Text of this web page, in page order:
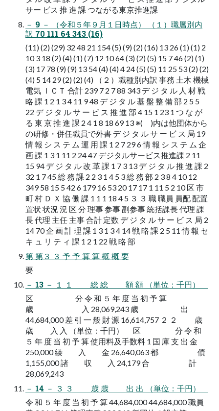
サー ビス 推 進 課 つながる東京推進課
－ 9 － （令和５年９月１日時点） （１）職層別内
訳 70 111 64 343 (16)
(11) (2) (29) 32 48 21 154 (5) (9) (2) (16) 13 26 (1) (1) 2
10 3 18 (2) (4) (1) (7) 12 10 64 (3) (2) (5) 15 7 46 (2) (1)
(3) 17 78 (9) (9) 13 54 (4) (4) 4 24 (5) (5) 11 25 53 (2) (2)
(4) 5 14 29 (2) (2) (4) （２）職種別内訳 事務 土木 機械
電気 ＩＣＴ 合計 239 7 2 7 88 343 デ ジ タ ル 人 材 戦
略 課 1 2 1 3 4 11 9 48 デ ジ タ ル 基 盤 整 備 部 2 5 5
22 デ ジ タ ル サ ー ビ ス 推 進 部 4 15 1 23 1 つ な が
る 東 京 推 進 課 2 4 1 8 18 69 13 ※( )内は他団体から
の研修・併任職員で外書 デ ジ タ ル サ ー ビ ス 局 19
情 報 シ ス テ ム 運 用 課 1 2 7 29 6 情 報 シ ス テ ム 企
画 課 1 3 1 11 2 24 47 デジタルサービス推進課 2 11
15 94 デ ジ タ ル 改 革 課 1 7 3 13 デ ジ タ ル 推 進 課 2
32 1 7 45 総 務 課 2 2 3 1 4 5 3 総 務 部 2 3 8 4 10 12
349 58 15 5 42 6 179 16 53 20 17 17 1 11 5 2 10 区 市
町 村 Ｄ Ｘ 協 働 課 1 1 1 18 4 5 ３ ３ 職 職員 員配 配置
置状 状況 況 区 分 理事 参事 副参事 統括課長 代理 課
長 代理 主任 主事 合計 定数 デ ジ タ ル サ ー ビ ス 局 2
14 70 企 画 計 理 課 1 3 1 3 4 14 戦 略 課 2 5 11 情 報 セ
キ ュ リ テ ィ 課 1 2 1 22 戦 略 部
第 第３ ３ 予 予 算 算 概 概 要
要
－ 13 － １ １ 総 総 額 額 （単位：千円）
区 分 令 和 ５ 年 度 当 初 予 算
歳 入 28,069,243 歳 出
44,684,000 差 引 一 般 財 源 16,614,757 ２ ２ 歳
歳 入 入 （単位：千円） 区 分 令 和
５ 年 度 当 初 予 算 使用料及手数料 1 国 庫 支 出 金
250,000 繰 入 金 26,640,063 都 債
1,155,000 諸 収 入 24,179 合 計
28,069,243
－ 14 － ３ ３ 歳 歳 出 出 （単位：千円）
令 和 ５ 年 度 当 初 予 算 44,684,000 44,684,000 職員